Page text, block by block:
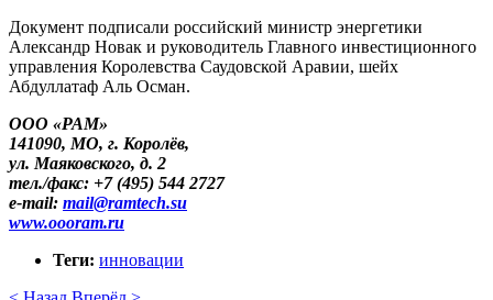
Документ подписали российский министр энергетики
Александр Новак и руководитель Главного инвестиционного
управления Королевства Саудовской Аравии, шейх
Абдуллатаф Аль Осман.
ООО «РАМ»
141090, МО, г. Королёв,
ул. Маяковского, д. 2
тел./факс: +7 (495) 544 2727
e-mail: mail​@​ramtech.su
www.oooram.ru
Теги: инновации